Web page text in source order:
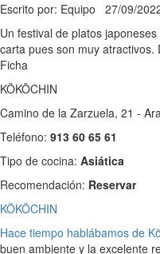
Escrito por: Equipo 27/09/
Un festival de platos
carta pues son muy
Ficha
KÖKÖCHIN
Camino de la Zarzuela, 21 -
Teléfono: 913 60 65 61
Tipo de cocina: Asiática
Recomendación: Reservar
KÖKÖCHIN
Hace tiempo hablábamos de
buen ambiente y la excelente